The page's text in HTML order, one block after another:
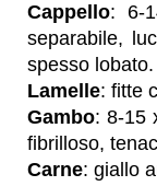
Cappello: 6-
separabile,
spesso lobato.
Lamelle: fitte
Gambo: 8-15
fibrilloso,
Carne: giallo